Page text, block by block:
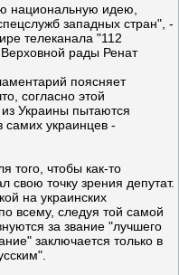
национальную идею,
западных стран", -
телеканала "112
рады Ренат
поясняет
согласно этой
Украины пытаются
самих украинцев -
того, чтобы как-то
свою точку зрения депутат.
на украинских
всему, следуя той самой
за звание "лучшего
заключается только в